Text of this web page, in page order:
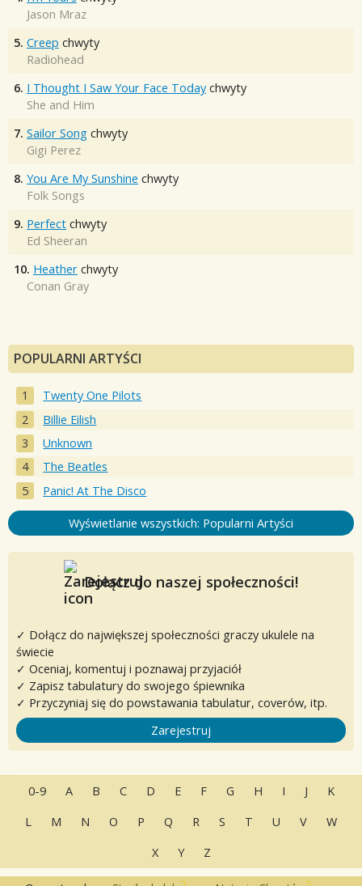
Jason Mraz
5. Creep chwyty
Radiohead
6. I Thought I Saw Your Face Today chwyty
She and Him
7. Sailor Song chwyty
Gigi Perez
8. You Are My Sunshine chwyty
Folk Songs
9. Perfect chwyty
Ed Sheeran
10. Heather chwyty
Conan Gray
POPULARNI ARTYŚCI
Twenty One Pilots
Billie Eilish
Unknown
The Beatles
Panic! At The Disco
Wyświetlanie wszystkich: Popularni Artyści
Dołącz do naszej społeczności!
✓ Dołącz do największej społeczności graczy ukulele na
świecie
✓ Oceniaj, komentuj i poznawaj przyjaciół
✓ Zapisz tabulatury do swojego śpiewnika
✓ Przyczyniaj się do powstawania tabulatur, coverów, itp.
Zarejestruj
0-9 A B C D E F G H I J
K
L
M N O P Q R S T U V
W
X
Y Z